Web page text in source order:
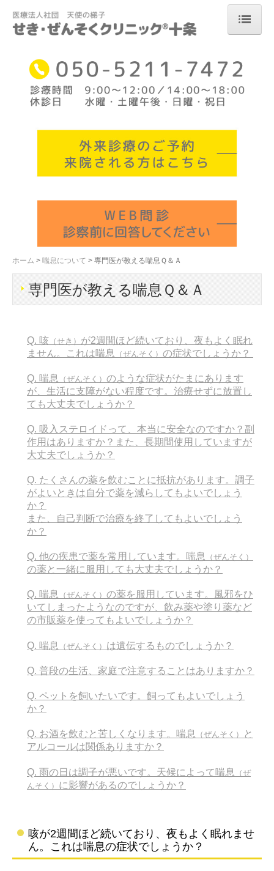
診療の基本方針
診療科目
当クリニックの特殊検査・特殊治療
禁煙治療
アクセス
しっかり治そう 喘息治療
症状がなくても喘息の可能性も？
喘息の発作と症状
喘息にも種類がいっぱい？
原因は様々？あなたは大丈夫？
今すぐ診断！喘息セルフチェック
専門医が教える喘息Ｑ＆Ａ
病気について
咳が長引く病気
長引く咳ミニ辞典
どんな風邪薬を飲んだらいいか
病院・医師の選び方
求人情報
看護師 正社員
医療事務 正社員
医師 正社員
看護師 パート
事務 パート
医療従事者の方へ
ホーム 喘息について 専門医が教える喘息Ｑ＆Ａ
専門医が教える喘息Ｑ＆Ａ
Q. 咳 （せき） が2週間ほど続いており、夜もよく眠れ
ません。これは喘息
（ぜんそく） の症状でしょうか？
Q. 喘息 （ぜんそく） のような症状がたまにあります
が、生活に支障がない程度です。治療せずに放置し
ても大丈夫でしょうか？
Q. 吸入ステロイドって、本当に安全なのですか？副
作用はありますか？また、長期間使用していますが
大丈夫でしょうか？
Q. たくさんの薬を飲むことに抵抗があります。調子
がよいときは自分で薬を減らしてもよいでしょう
か？
また、自己判断で治療を終了してもよいでしょう
か？
Q. 他の疾患で薬を常用しています。喘息 （ぜんそく）
の薬と一緒に服用しても大丈夫でしょうか？
Q. 喘息 （ぜんそく） の薬を服用しています。風邪をひ
いてしまったようなのですが、飲み薬や塗り薬など
の市販薬を使ってもよいでしょうか？
Q. 喘息 （ぜんそく） は遺伝するものでしょうか？
Q. 普段の生活、家庭で注意することはありますか？
Q. ペットを飼いたいです。飼ってもよいでしょう
か？
Q. お酒を飲むと苦しくなります。喘息 （ぜんそく）
と
アルコールは関係ありますか？
Q. 雨の日は調子が悪いです。天候によって喘息
（ぜ
んそく） に影響があるのでしょうか？
咳が2週間ほど続いており、夜もよく眠れませ
ん。これは喘息の症状でしょうか？